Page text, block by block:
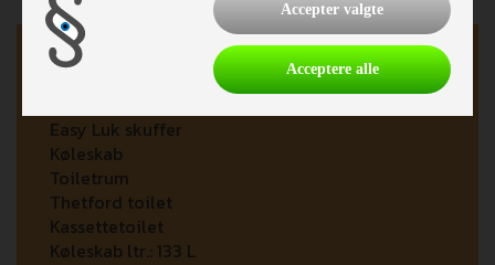
Køkken - Bad & Toilet
Easy Luk skuffer
Køleskab
Toiletrum
Thetford toilet
Kassettetoilet
Køleskab ltr.: 133 L
Accepter valgte
Acceptere alle